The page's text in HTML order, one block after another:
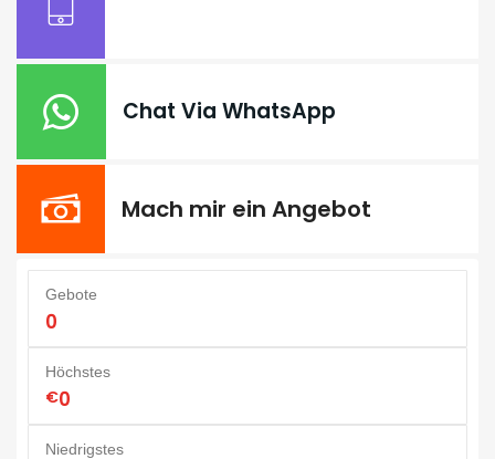
Chat Via WhatsApp
Mach mir ein Angebot
Gebote
0
Höchstes
€0
Niedrigstes